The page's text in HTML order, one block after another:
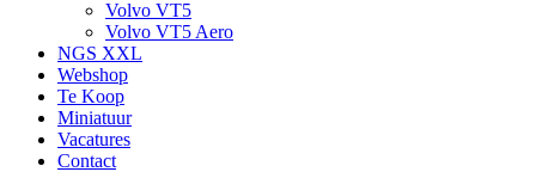
Volvo VT5
Volvo VT5 Aero
NGS XXL
Webshop
Te Koop
Miniatuur
Vacatures
Contact